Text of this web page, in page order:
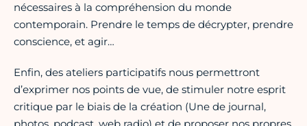
nécessaires à la compréhension du monde
contemporain. Prendre le temps de décrypter, prendre
conscience, et agir…
Enfin, des ateliers participatifs nous permettront
d’exprimer nos points de vue, de stimuler notre esprit
critique par le biais de la création (Une de journal,